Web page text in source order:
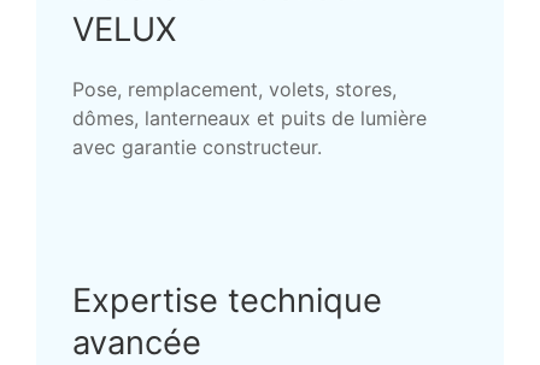
VELUX
Pose, remplacement, volets, stores,
dômes, lanterneaux et puits de lumière
avec garantie constructeur.
Expertise technique
avancée